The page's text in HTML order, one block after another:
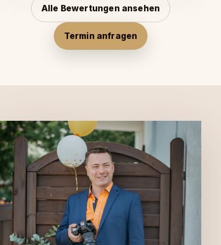
Alle Bewertungen ansehen
Termin anfragen